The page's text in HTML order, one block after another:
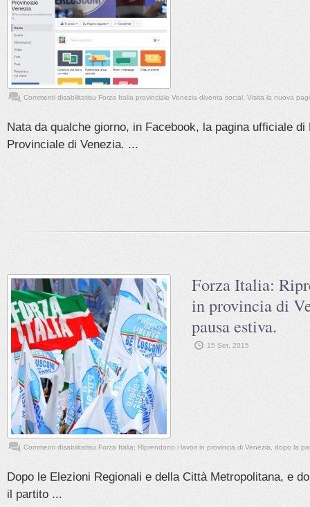
Commenti disabilitatisu Forza Italia provinciale Venezia diventa social. Visita la nuova
Nata da qualche giorno, in Facebook, la pagina ufficiale di
Provinciale di Venezia. ...
Forza Italia:
in provincia di
pausa estiva.
15 Set, 2015
Commenti disabilitatisu Forza Italia: Riprendono i lavori in provincia di Venezia, dopo la
Dopo le Elezioni Regionali e della Città Metropolitana, e
il partito ...